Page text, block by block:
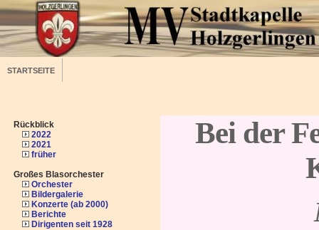
STARTSEITE
Rückblick
2022
2021
früher
Großes Blasorchester
Orchester
Bildergalerie
Konzerte (ab 2000)
Berichte
Dirigenten seit 1928
Bei der